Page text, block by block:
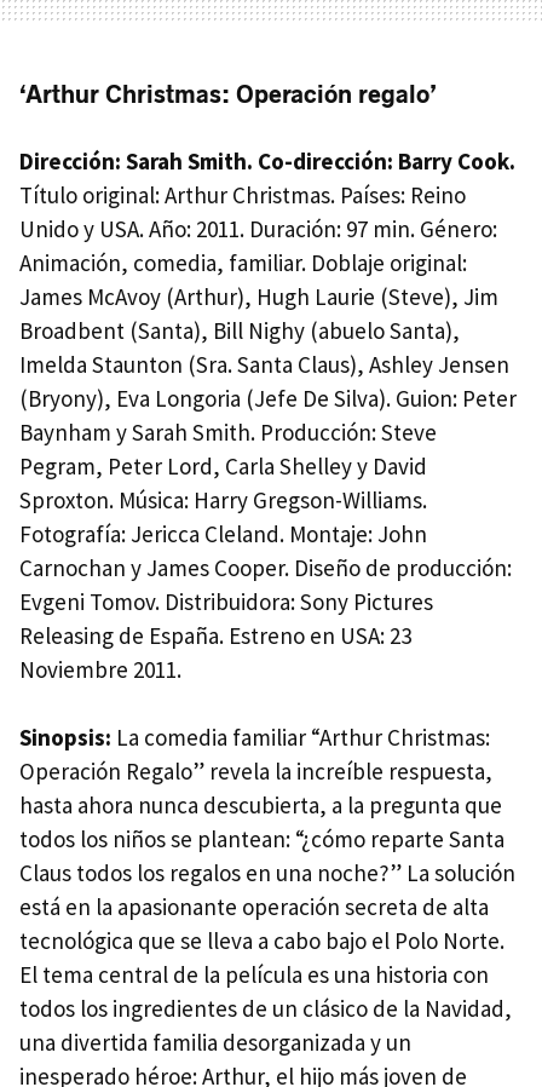
‘Arthur Christmas: Operación regalo’
Dirección: Sarah Smith. Co-dirección: Barry Cook.
Título original: Arthur Christmas. Países: Reino
Unido y USA. Año: 2011. Duración: 97 min. Género:
Animación, comedia, familiar. Doblaje original:
James McAvoy (Arthur), Hugh Laurie (Steve), Jim
Broadbent (Santa), Bill Nighy (abuelo Santa),
Imelda Staunton (Sra. Santa Claus), Ashley Jensen
(Bryony), Eva Longoria (Jefe De Silva). Guion: Peter
Baynham y Sarah Smith. Producción: Steve
Pegram, Peter Lord, Carla Shelley y David
Sproxton. Música: Harry Gregson-Williams.
Fotografía: Jericca Cleland. Montaje: John
Carnochan y James Cooper. Diseño de producción:
Evgeni Tomov. Distribuidora: Sony Pictures
Releasing de España. Estreno en USA: 23
Noviembre 2011.
Sinopsis: La comedia familiar “Arthur Christmas:
Operación Regalo” revela la increíble respuesta,
hasta ahora nunca descubierta, a la pregunta que
todos los niños se plantean: “¿cómo reparte Santa
Claus todos los regalos en una noche?” La solución
está en la apasionante operación secreta de alta
tecnológica que se lleva a cabo bajo el Polo Norte.
El tema central de la película es una historia con
todos los ingredientes de un clásico de la Navidad,
una divertida familia desorganizada y un
inesperado héroe: Arthur, el hijo más joven de